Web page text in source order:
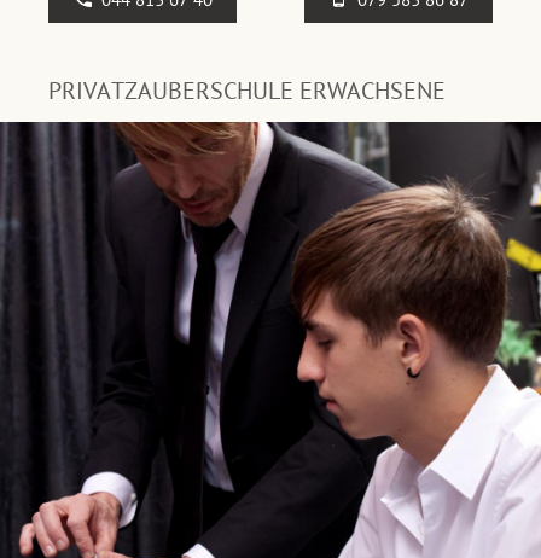
PRIVATZAUBERSCHULE ERWACHSENE